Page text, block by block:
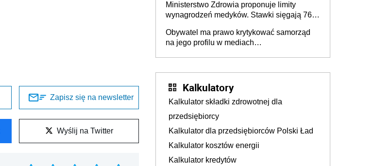
Zapisz się na newsletter
Wyślij na Twitter
Ministerstwo Zdrowia proponuje limity
wynagrodzeń medyków. Stawki sięgają 76,8
Obywatel ma prawo krytykować samorząd
na jego profilu w mediach
Kalkulatory
Kalkulator składki zdrowotnej dla
przedsiębiorcy
Kalkulator dla przedsiębiorców Polski Ład
Kalkulator kosztów energii
Kalkulator kredytów